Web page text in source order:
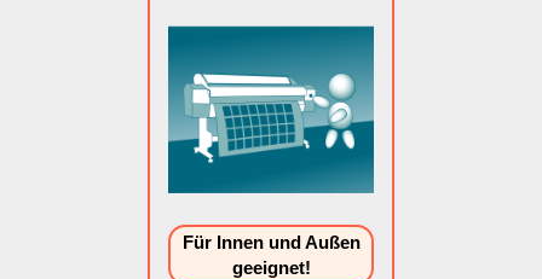
Für Innen und Außen
geeignet!